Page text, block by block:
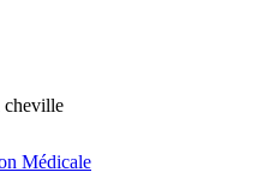
cheville
Médicale